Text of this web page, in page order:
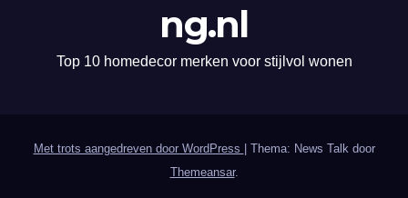
ng.nl
Top 10 homedecor merken voor stijlvol wonen
Met trots aangedreven door WordPress | Thema: News Talk door
Themeansar.